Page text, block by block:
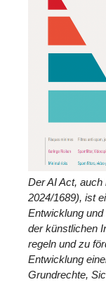
Der AI Act, auch
2024/1689), ist
Entwicklung
der künstlichen
regeln und zu
Entwicklung
Grundrechte,